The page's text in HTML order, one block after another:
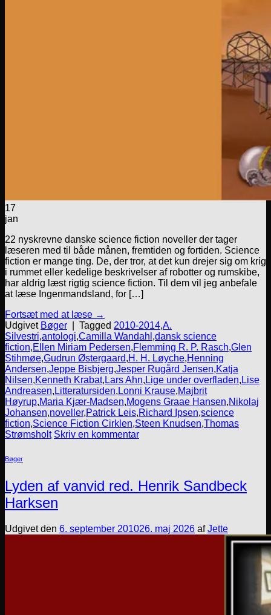
17
jan
22 nyskrevne danske science fiction noveller der tager
læseren med til både månen, fremtiden og fortiden. Science
fiction er mange ting. De, der tror, at det kun drejer sig om krig
i rummet eller kedelige beskrivelser af robotter og rumskibe,
har aldrig læst rigtig science fiction. Til dem vil jeg anbefale
at læse Ingenmandsland, for […]
Fortsæt med at læse →
Udgivet Bøger Tagged 2010-2014,A.
Silvestri,antologi,Camilla Wandahl ,dansk science
fiction,Ellen Miriam Pedersen,Flemming R. P. Rasch,Glen
Stihmøe,Gudrun Østergaard,H. H. Løyche,Henning
Andersen,Jeppe Bisbjerg,Jesper Rugård Jensen,Katja
Nilsen,Kenneth Krabat, Lars Ahn, Lige under overfladen, Lise
Andreasen, Litteratursiden, Lonni Krause,Majbrit
Høyrup,Maria Kjær-Madsen,Mogens Graae Hansen,Nikolaj
Johansen,noveller,Patrick Leis,Richard Ipsen,science
fiction,Science Fiction Cirklen,Steen Knudsen,Thomas
Strømsholt Skriv en kommentar
Bøger
Lyden af vanvid red. Henrik Sandbeck
Harksen
Udgivet den 6. september 201026. maj 2026 afJette